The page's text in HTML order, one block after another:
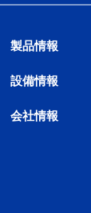
製品情報
設備情報
会社情報